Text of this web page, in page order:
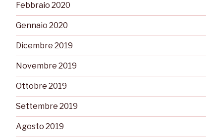
Febbraio 2020
Gennaio 2020
Dicembre 2019
Novembre 2019
Ottobre 2019
Settembre 2019
Agosto 2019